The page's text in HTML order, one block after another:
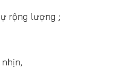
rộng lượng ;